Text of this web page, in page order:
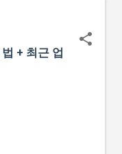
+ 최근 업